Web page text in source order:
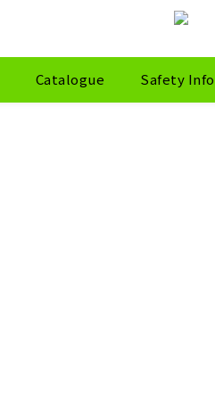
Catalogue Safety